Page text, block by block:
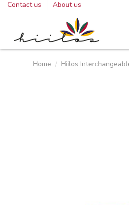
Contact us About us
Home Hiilos